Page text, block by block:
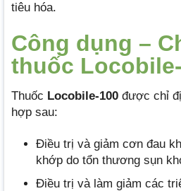
tiêu hóa.
Công dụng –
thuốc
Thuốc Locobile-100 được chỉ
hợp sau:
Điều trị và giảm cơn đau
khớp do tổn thương sụn
Điều trị và làm giảm các